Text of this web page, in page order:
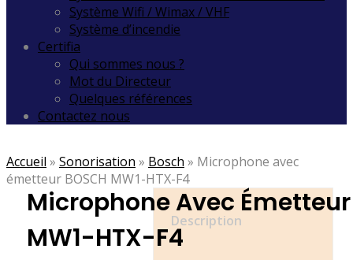
Système Wifi / Wimax / VHF
Système d’incendie
Certifia
Qui sommes nous ?
Mot du Directeur
Quelques références
Contactez nous
Accueil » Sonorisation » Bosch » Microphone avec
émetteur BOSCH MW1-HTX-F4
Microphone Avec Émetteur
MW1-HTX-F4
Description